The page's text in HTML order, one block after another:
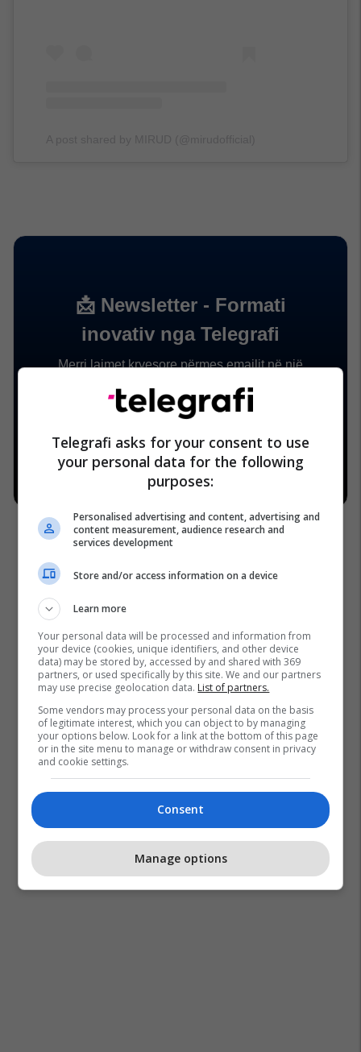
Telegrafi asks for your consent to use
your personal data for the following
purposes:
Personalised advertising and content, advertising and
content measurement, audience research and
services development
Store and/or access information on a device
Learn more
Your personal data will be processed and information from
your device (cookies, unique identifiers, and other device
data) may be stored by, accessed by and shared with 369
partners, or used specifically by this site. We and our partners
may use precise geolocation data. List of partners.
Some vendors may process your personal data on the basis
of legitimate interest, which you can object to by managing
your options below. Look for a link at the bottom of this page
or in the site menu to manage or withdraw consent in privacy
and cookie settings.
Consent
Manage options